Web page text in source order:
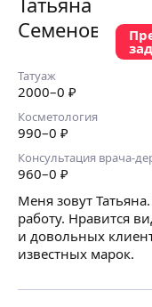
Татуаж
2000–0 ₽
Косметология
990–0 ₽
Консультация врача-
960–0 ₽
Меня зовут
работу. Нравится
и довольных
известных марок.